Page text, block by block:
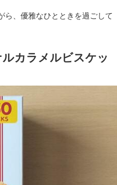
ら、優雅なひとときを過ごして
カラメルビスケッ